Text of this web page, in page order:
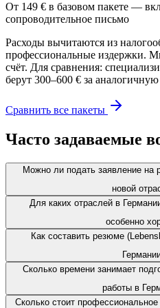
От 149 € в базовом пакете —
сопроводительное письмо
Расходы вычитаются из
профессиональные издержки.
счёт. Для сравнения:
берут 300–600 € за
Сравнить все пакеты
Часто задаваемые
Можно ли подать заявление на
новой
Для каких отраслей в
особенно
Как составить резюме
Сколько времени занимает
работы в
Сколько стоит